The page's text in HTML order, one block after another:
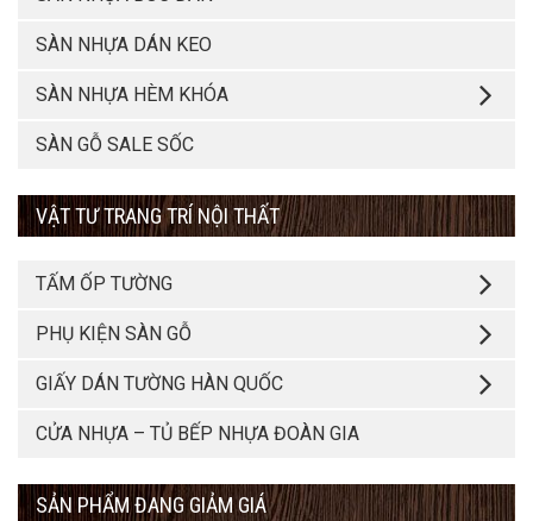
SÀN NHỰA DÁN KEO
SÀN NHỰA HÈM KHÓA
SÀN GỖ SALE SỐC
VẬT TƯ TRANG TRÍ NỘI THẤT
TẤM ỐP TƯỜNG
PHỤ KIỆN SÀN GỖ
GIẤY DÁN TƯỜNG HÀN QUỐC
CỬA NHỰA – TỦ BẾP NHỰA ĐOÀN GIA
SẢN PHẨM ĐANG GIẢM GIÁ